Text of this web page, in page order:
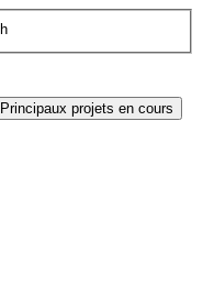
Principaux projets en cours